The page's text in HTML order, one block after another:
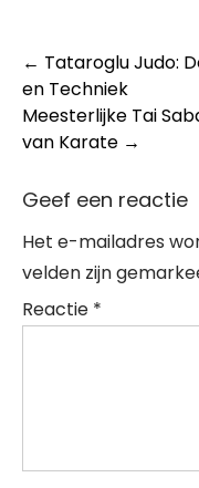
Post
navigation
← Tataroglu Judo:
en Techniek
Meesterlijke Tai
van Karate →
Geef een reactie
Het e-mailadres
velden zijn
Reactie *